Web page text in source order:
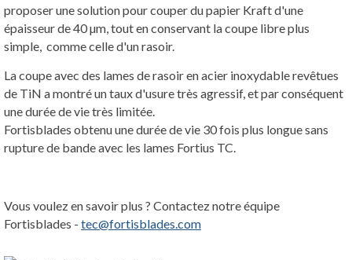
proposer une solution pour couper du papier Kraft d'une
épaisseur de 40 µm, tout en conservant la coupe libre plus
simple, comme celle d'un rasoir.
La coupe avec des lames de rasoir en acier inoxydable revêtues
de TiN a montré un taux d'usure très agressif, et par conséquent
une durée de vie très limitée.
Fortisblades obtenu une durée de vie 30 fois plus longue sans
rupture de bande avec les lames Fortius TC.
Vous voulez en savoir plus ? Contactez notre équipe
Fortisblades - tec@fortisblades.com